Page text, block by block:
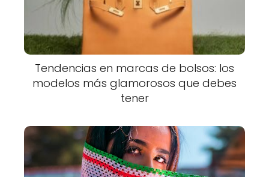
Tendencias en marcas de bolsos: los
modelos más glamorosos que debes
tener